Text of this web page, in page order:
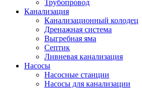
Трубопровод
Канализация
Канализационный колодец
Дренажная система
Выгребная яма
Септик
Ливневая канализация
Насосы
Насосные станции
Насосы для канализации